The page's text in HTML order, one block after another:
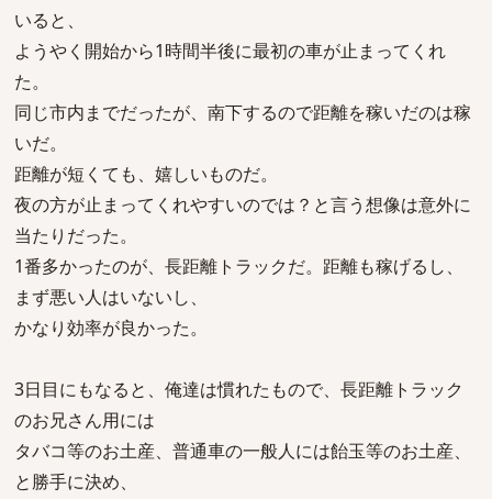
いると、
ようやく開始から1時間半後に最初の車が止まってくれ
た。
同じ市内までだったが、南下するので距離を稼いだのは稼
いだ。
距離が短くても、嬉しいものだ。
夜の方が止まってくれやすいのでは？と言う想像は意外に
当たりだった。
1番多かったのが、長距離トラックだ。距離も稼げるし、
まず悪い人はいないし、
かなり効率が良かった。
3日目にもなると、俺達は慣れたもので、長距離トラック
のお兄さん用には
タバコ等のお土産、普通車の一般人には飴玉等のお土産、
と勝手に決め、